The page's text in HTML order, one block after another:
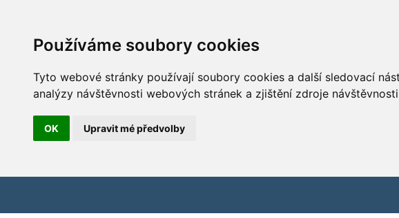
Používáme soubory cookies
Tyto webové stránky používají soubory cookies a další sledovací
analýzy návštěvnosti webových stránek a zjištění zdroje
OK Upravit mé předvolby